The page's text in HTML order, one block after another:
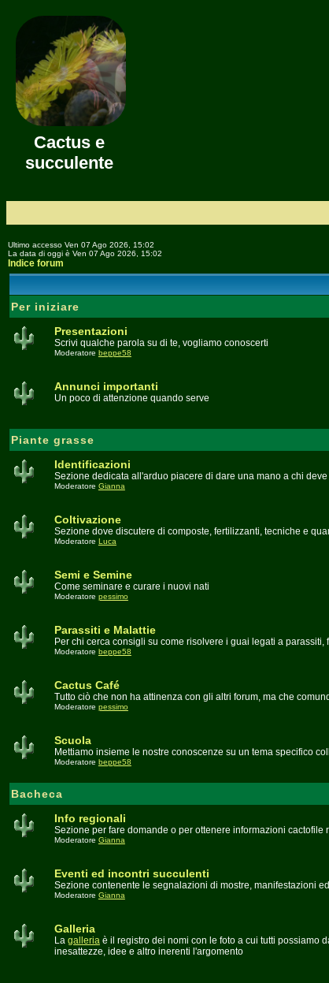
Cactus e
succulente
Ultimo accesso Ven 07 Ago 2026, 15:02
La data di oggi è Ven 07 Ago 2026, 15:02
Indice forum
Per iniziare
Presentazioni
Scrivi qualche parola su di te, vogliamo conoscerti
Moderatore beppe58
Annunci importanti
Un poco di attenzione quando serve
Piante grasse
Identificazioni
Sezione dedicata all'arduo piacere di dare una mano a chi
Moderatore Gianna
Coltivazione
Sezione dove discutere di composte, fertilizzanti, tecniche e
Moderatore Luca
Semi e Semine
Come seminare e curare i nuovi nati
Moderatore pessimo
Parassiti e Malattie
Per chi cerca consigli su come risolvere i guai legati a
Moderatore beppe58
Cactus Café
Tutto ciò che non ha attinenza con gli altri forum, ma che
Moderatore pessimo
Scuola
Mettiamo insieme le nostre conoscenze su un tema specifico
Moderatore beppe58
Bacheca
Info regionali
Sezione per fare domande o per ottenere informazioni
Moderatore Gianna
Eventi ed incontri succulenti
Sezione contenente le segnalazioni di mostre, manifestazioni
Moderatore Gianna
Galleria
La galleriaè il registro dei nomi con le foto a cui tutti possiamo
inesattezze, idee e altro inerenti l'argomento